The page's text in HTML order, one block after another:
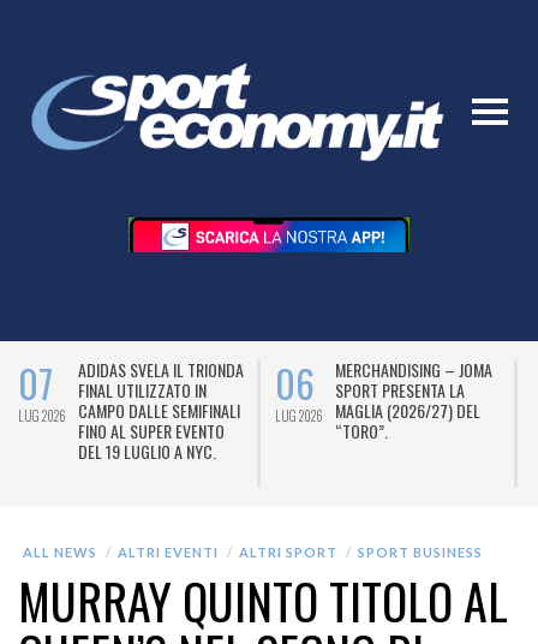
07
LUG 2026
ADIDAS SVELA IL TRIONDA
FINAL UTILIZZATO IN
CAMPO DALLE SEMIFINALI
FINO AL SUPER EVENTO
DEL 19 LUGLIO A NYC.
06
LUG 2026
MERCHANDISING – JOMA
SPORT PRESENTA LA
MAGLIA (2026/27) DEL
“TORO”.
ALL NEWS ALTRI EVENTI ALTRI SPORT SPORT BUSINESS
MURRAY QUINTO TITOLO AL